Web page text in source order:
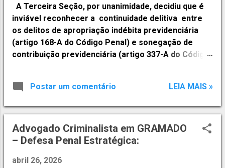
A Terceira Seção, por unanimidade, decidiu que é
inviável reconhecer a continuidade delitiva entre
os delitos de apropriação indébita previdenciária
(artigo 168-A do Código Penal) e sonegação de
contribuição previdenciária (artigo 337-A do Código
sejam do mesmo gênero. A tese foi fixada no Tema
da ministra Maria Marluce Caldas. RODRIGO ROSA
ADVOCACIA CRIMINAL 📞 WhatsApp: (51) 99656.6789
advogado criminalista; advocacia criminal; defesa
criminal; crime de sonegação fiscal; sonegação
Postar um comentário LEIA MAIS »
Advogado Criminalista em GRAMADO
– Defesa Penal Estratégica:
abril 26, 2026